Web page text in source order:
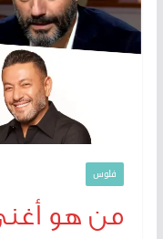
فلوس
من هو